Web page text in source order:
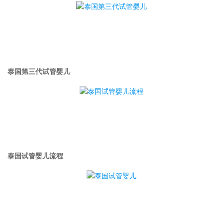
泰国第三代试管婴儿
泰国试管婴儿流程